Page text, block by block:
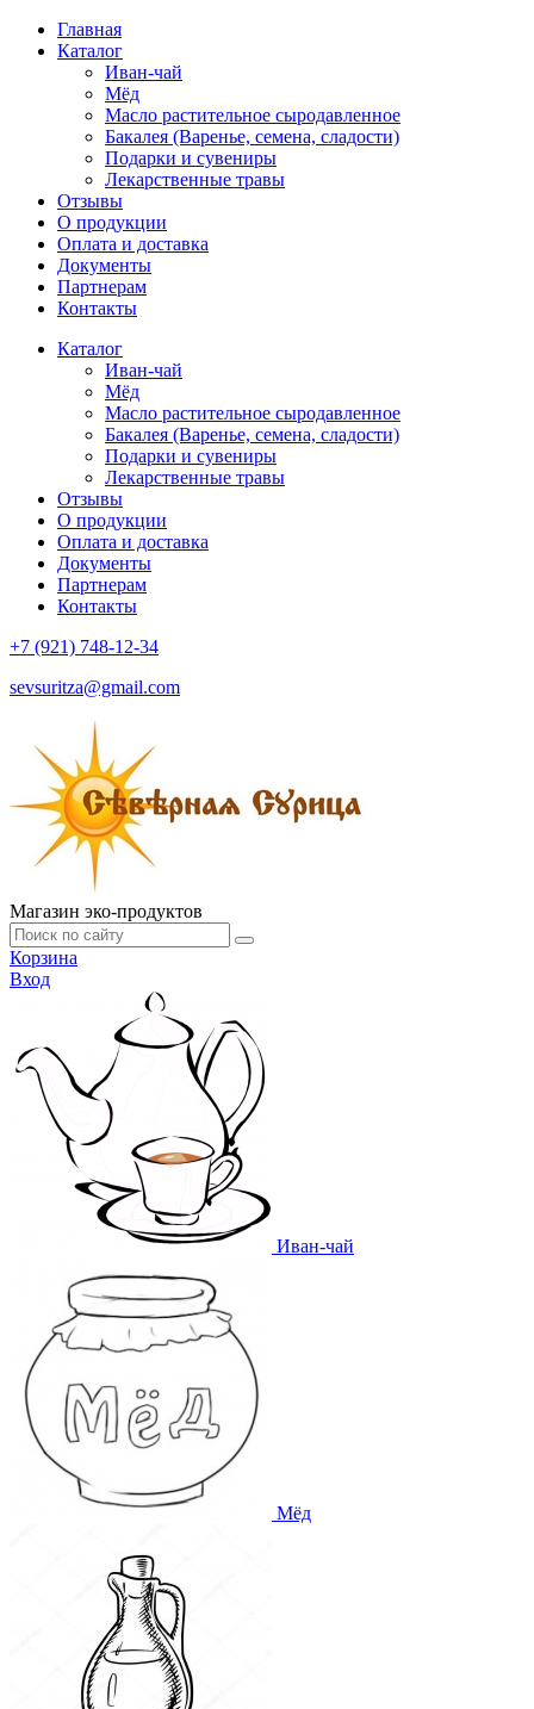
Главная
Каталог
Иван-чай
Мёд
Масло растительное сыродавленное
Бакалея (Варенье, семена, сладости)
Подарки и сувениры
Лекарственные травы
Отзывы
О продукции
Оплата и доставка
Документы
Партнерам
Контакты
Каталог
Иван-чай
Мёд
Масло растительное сыродавленное
Бакалея (Варенье, семена, сладости)
Подарки и сувениры
Лекарственные травы
Отзывы
О продукции
Оплата и доставка
Документы
Партнерам
Контакты
+7 (921) 748-12-34
sevsuritza@gmail.com
Магазин эко-продуктов
Корзина
Вход
Иван-чай
Мёд